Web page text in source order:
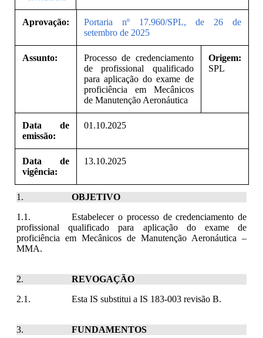
Aprovação:
Portaria nº 17.960/SPL, de 26 de
setembro de 2025
Assunto:
Processo de credenciamento
de profissional qualificado
para aplicação do exame de
proficiência em Mecânicos
de Manutenção Aeronáutica
Origem:
SPL
Data de
emissão:
01.10.2025
Data de
vigência:
13.10.2025
OBJETIVO
Estabelecer o processo de credenciamento de
profissional qualificado para aplicação do exame de
proficiência em Mecânicos de Manutenção Aeronáutica –
MMA.
REVOGAÇÃO
Esta IS substitui a IS 183-003 revisão B.
FUNDAMENTOS